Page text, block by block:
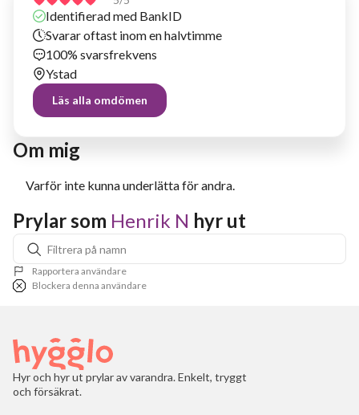
Om mig
Varför inte kunna underlätta för andra.
Identifierad med BankID
Svarar oftast inom en halvtimme
100% svarsfrekvens
Ystad
Läs alla omdömen
Prylar som Henrik N hyr ut
Rapportera användare
Blockera denna användare
Hyr och hyr ut prylar av varandra. Enkelt, tryggt
och försäkrat.